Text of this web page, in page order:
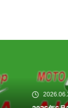
円～
円～